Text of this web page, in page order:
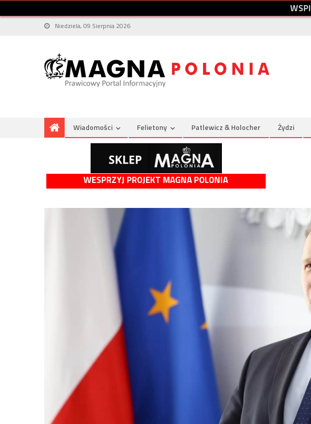
WSPI
Niedziela, 09 Sierpnia 2026
Wiadomości Felietony Patlewicz & Holocher Żydzi
WESPRZYJ PROJEKT MAGNA POLONIA